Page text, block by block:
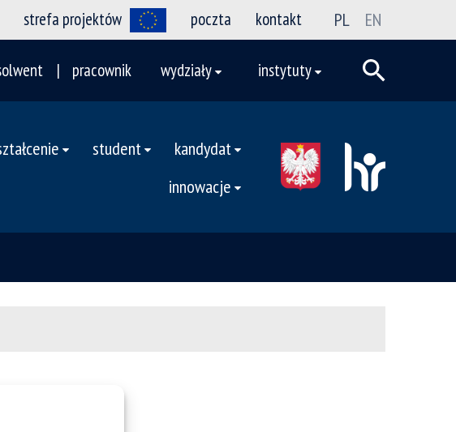
strefa projektów poczta kontakt PL EN
pracownik wydziały instytuty
student
kandydat
innowacje